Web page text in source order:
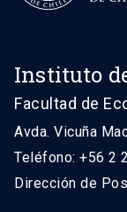
Instituto
Facultad de
Avda. Vicuña
Teléfono: +56 2
Dirección de